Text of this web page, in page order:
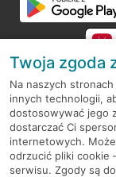
RODO
Regulamin
Mapa serwisu
Twoja zgoda
Na naszych
innych technologii,
dostosowywać jego
dostarczać Ci
internetowych.
odrzucić pliki cookie
serwisu. Zgody są